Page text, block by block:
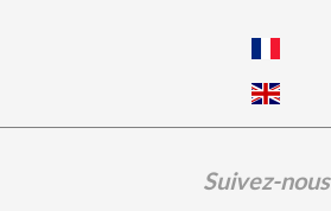
Suivez-nous